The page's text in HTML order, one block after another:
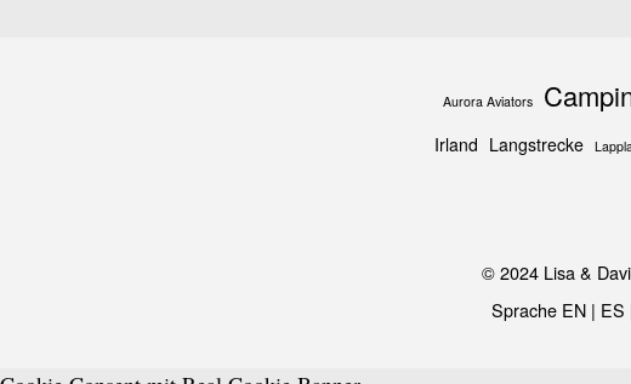
Aurora Aviators
Irland Langstrecke
© 2024 Lisa &
Sprache EN | ES